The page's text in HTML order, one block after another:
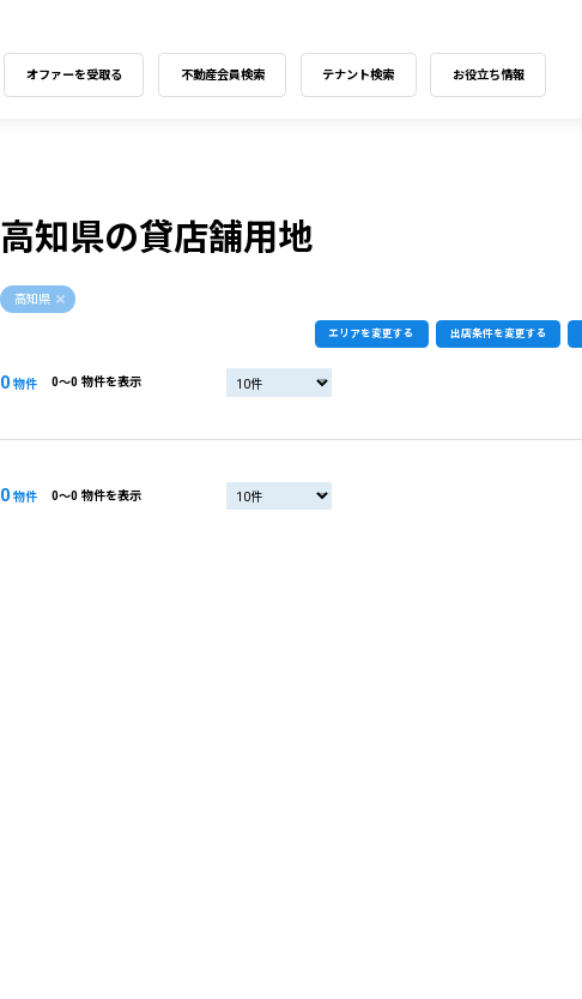
オファーを受取る 不動産会員検索 テナント検索 お役立ち情報
高知県の貸店舗用地
高知県
エリアを変更する 出店条件を変更する
0物件 0〜0 物件を表示
0物件 0〜0 物件を表示